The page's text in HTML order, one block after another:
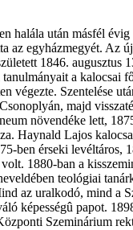
halála után másfél
az egyházmegyét. Az
1846. augusztus
a kalocsai
végezte. Szentelése
majd
növendéke lett,
Haynald Lajos
ben érseki levéltáros,
1880-ban a
teológiai
az uralkodó, mind a
képességû papot.
Szeminárium